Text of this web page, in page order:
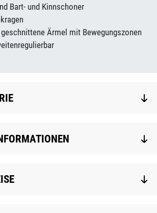
Bart- und Kinnschoner
Ärmel mit Bewegungszonen